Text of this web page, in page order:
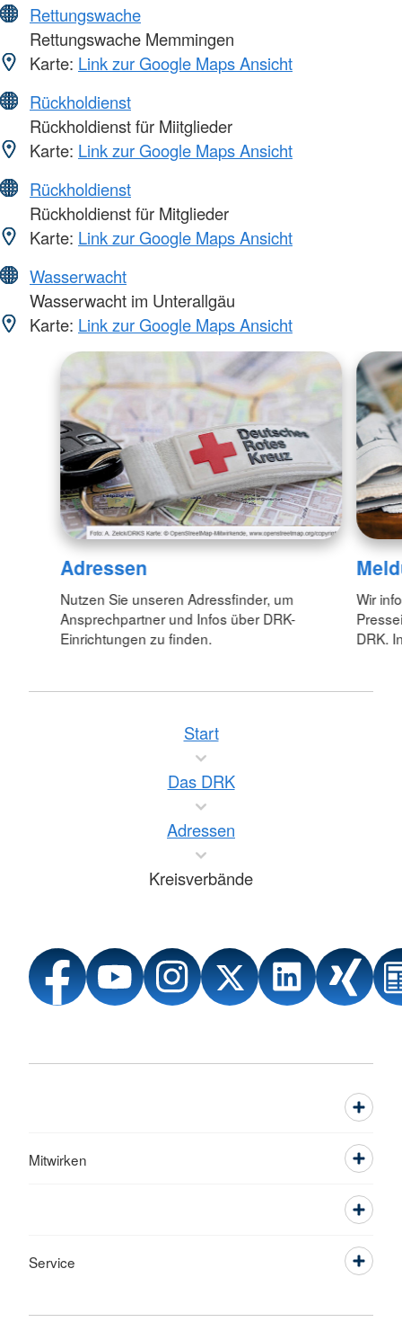
Rettungswache
Rettungswache Memmingen
Karte: Link zur Google Maps Ansicht
Rückholdienst
Rückholdienst für Miitglieder
Karte: Link zur Google Maps Ansicht
Rückholdienst
Rückholdienst für Mitglieder
Karte: Link zur Google Maps Ansicht
Wasserwacht
Wasserwacht im Unterallgäu
Karte: Link zur Google Maps Ansicht
Adressen
Nutzen Sie unseren Adressfinder, um
Ansprechpartner und Infos über DRK-
Einrichtungen zu finden.
Wir
DRK.
Start
Das DRK
Adressen
Kreisverbände
Mitwirken
Service